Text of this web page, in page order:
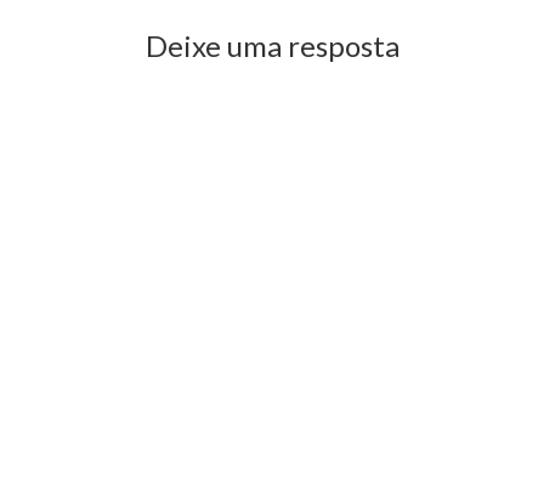
Deixe uma resposta